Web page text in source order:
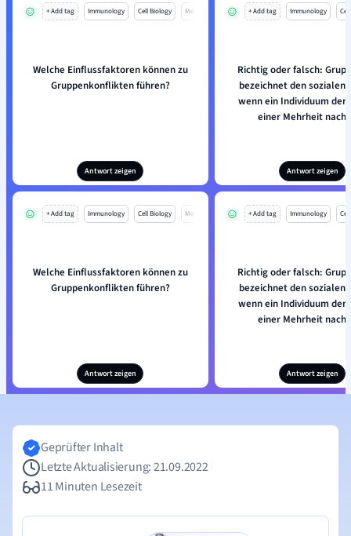
+ Add tag Immunology Cell Biology Mo
Welche Einflussfaktoren können zu
Gruppenkonflikten führen?
Antwort zeigen
+ Add tag Immunology
Richtig oder falsch:
bezeichnet den sozialen
wenn ein Individuum der
einer Mehrheit
Antwort zeigen
+ Add tag Immunology Cell Biology Mo
Welche Einflussfaktoren können zu
Gruppenkonflikten führen?
Antwort zeigen
+ Add tag Immunology
Richtig oder falsch:
bezeichnet den sozialen
wenn ein Individuum der
einer Mehrheit
Antwort zeigen
Geprüfter Inhalt
Letzte Aktualisierung: 21.09.2022
11 Minuten Lesezeit